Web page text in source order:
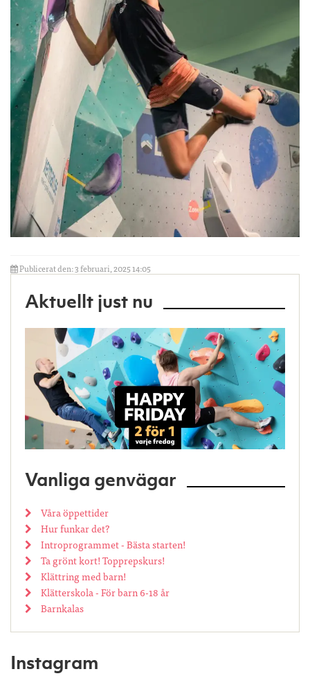
Publicerat den: 3 februari, 2025 14:05
Aktuellt just nu
Vanliga genvägar
Våra öppettider
Hur funkar det?
Introprogrammet - Bästa starten!
Ta grönt kort! Topprepskurs!
Klättring med barn!
Klätterskola - För barn 6-18 år
Barnkalas
Instagram